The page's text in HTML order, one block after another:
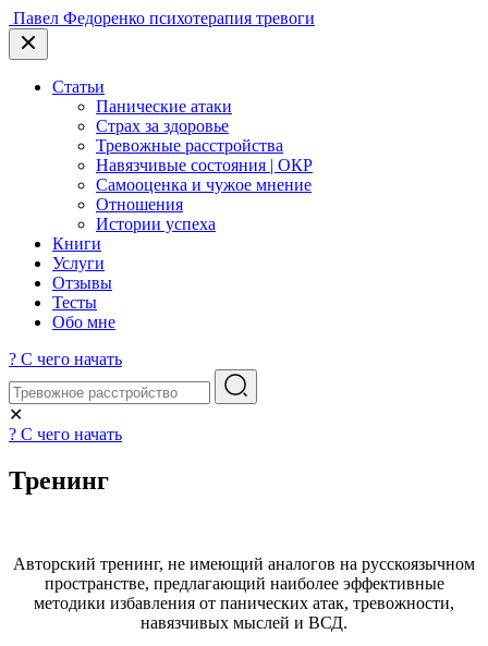
Skip
to
content
Павел Федоренко психотерапия тревоги
Статьи
Панические атаки
Страх за здоровье
Тревожные расстройства
Навязчивые состояния | ОКР
Самооценка и чужое мнение
Отношения
Истории успеха
Книги
Услуги
Отзывы
Тесты
Обо мне
? С чего начать
✕
? С чего начать
Тренинг
Авторский тренинг, не имеющий аналогов на русскоязычном
пространстве, предлагающий наиболее эффективные
методики избавления от панических атак, тревожности,
навязчивых мыслей и ВСД.